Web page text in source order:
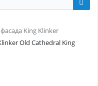
King Klinker
Old Cathedral King